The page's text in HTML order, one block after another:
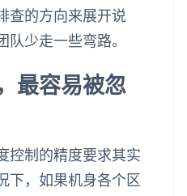
查的方向来展开说
少走一些弯路。
最容易被忽
控制的精度要求其实
下，如果机身各个区